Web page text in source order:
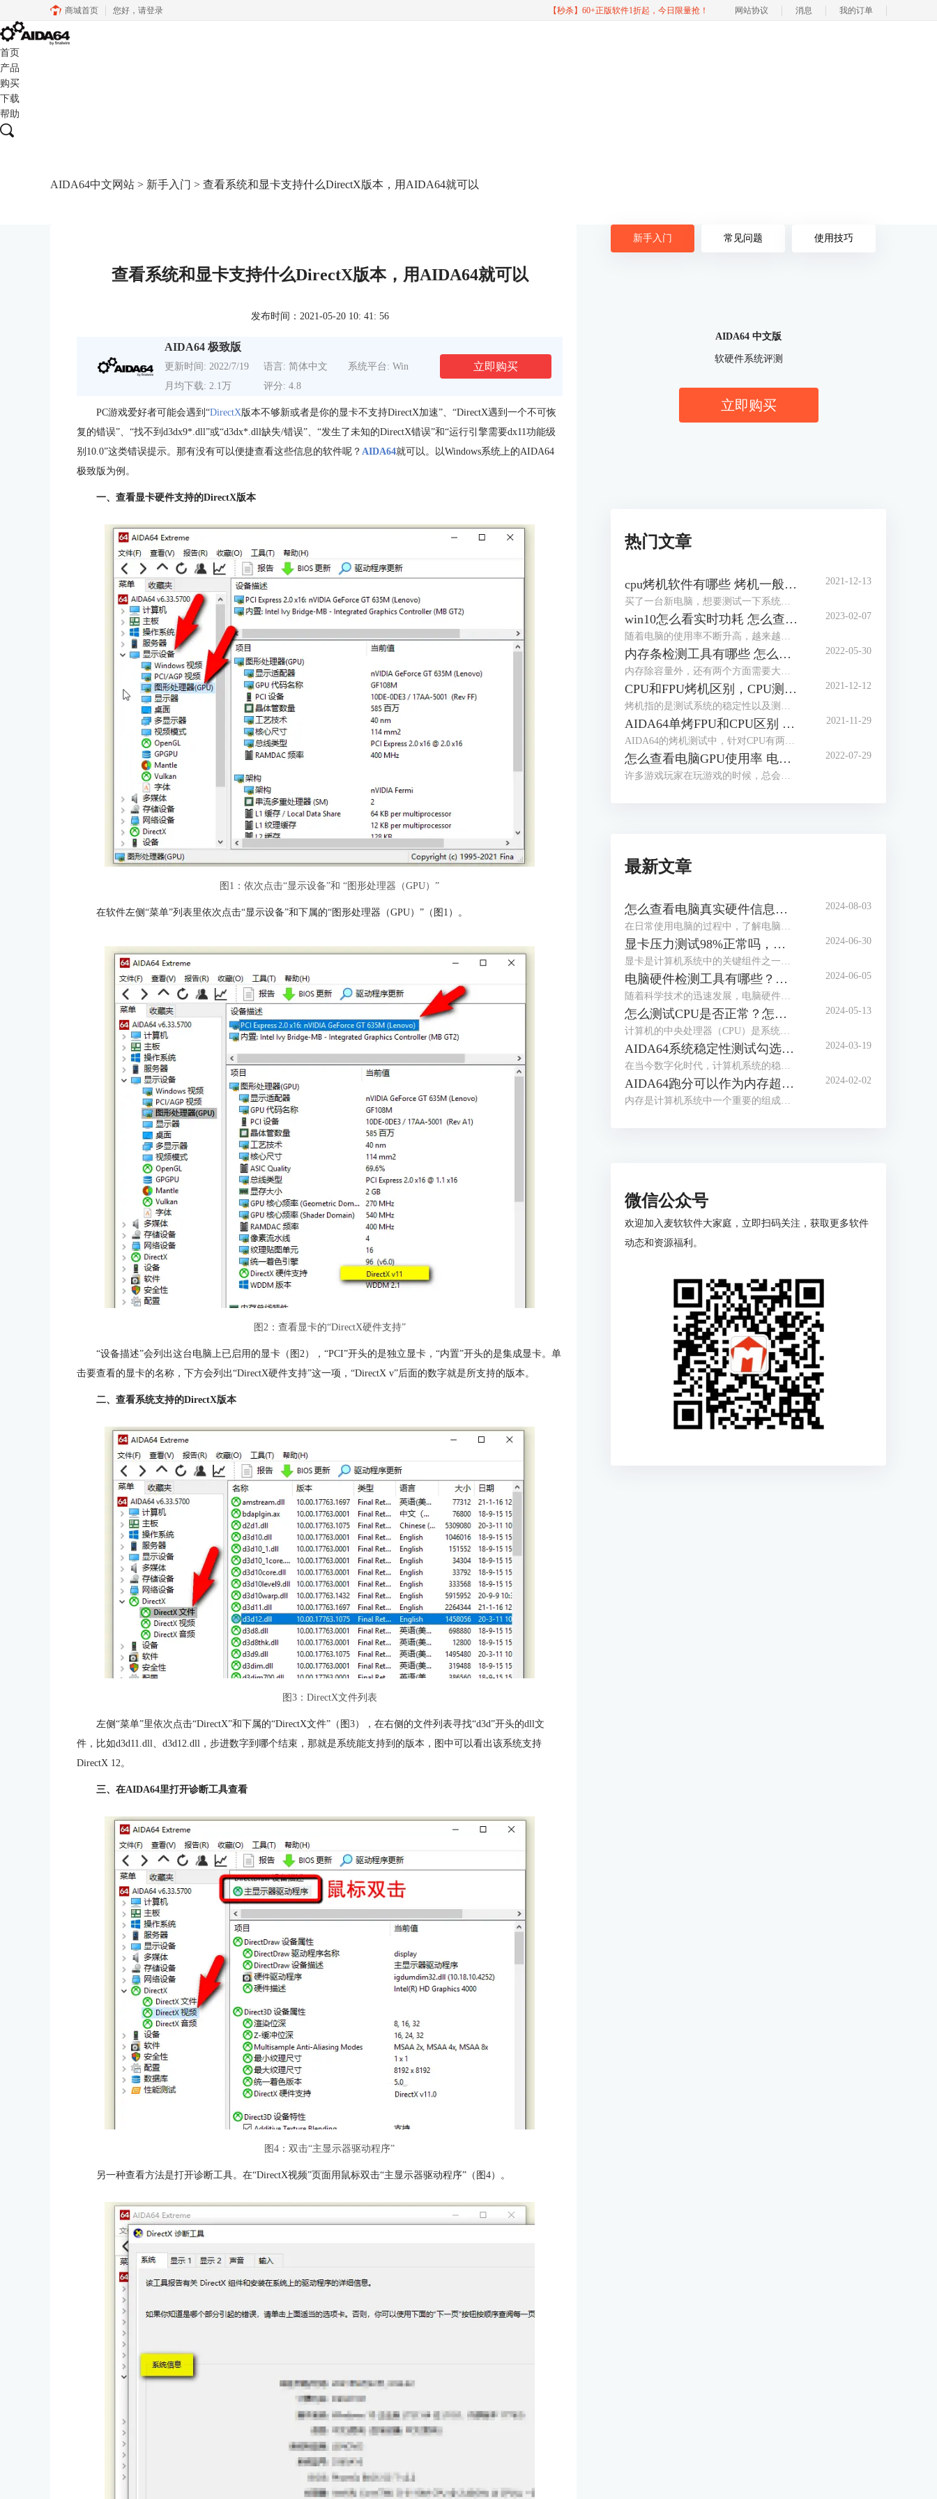
商城首页 您好， 请登录 【秒杀】60+正版软件1折起，今日限量抢！ 网站协议 消息 我的订单
首页
产品
购买
下载
帮助
AIDA64中文网站 > 新手入门 > 查看系统和显卡支持什么DirectX版本，用AIDA64就可以
查看系统和显卡支持什么DirectX版本，用AIDA64就可以
发布时间：2021-05-20 10: 41: 56
AIDA64 极致版
更新时间: 2022/7/19 语言: 简体中文
系统平台: Win
月均下载: 2.1万
评分: 4.8
立即购买
PC游戏爱好者可能会遇到“DirectX版本不够新或者是你的显卡不支持DirectX加速”、“DirectX遇到一个不可恢
复的错误”、“找不到d3dx9*.dll”或“d3dx*.dll缺失/错误”、“发生了未知的DirectX错误”和“运行引擎需要dx11功能级
别10.0”这类错误提示。那有没有可以便捷查看这些信息的软件呢？ AIDA64就可以。以Windows系统上的AIDA64
极致版为例。
一、查看显卡硬件支持的DirectX版本
图1：依次点击“显示设备”和 “图形处理器（GPU）”
在软件左侧“菜单”列表里依次点击“显示设备”和下属的“图形处理器（GPU）”（图1）。
图2：查看显卡的“DirectX硬件支持”
“设备描述”会列出这台电脑上已启用的显卡（图2），“PCI”开头的是独立显卡，“内置”开头的是集成显卡。单
击要查看的显卡的名称，下方会列出“DirectX硬件支持”这一项，“DirectX v”后面的数字就是所支持的版本。
二、查看系统支持的DirectX版本
图3：DirectX文件列表
左侧“菜单”里依次点击“DirectX”和下属的“DirectX文件”（图3），在右侧的文件列表寻找“d3d”开头的dll文
件，比如d3d11.dll、d3d12.dll，步进数字到哪个结束，那就是系统能支持到的版本，图中可以看出该系统支持
DirectX 12。
三、在AIDA64里打开诊断工具查看
图4：双击“主显示器驱动程序”
另一种查看方法是打开诊断工具。在“DirectX视频”页面用鼠标双击“主显示器驱动程序”（图4）。
新手入门 常见问题 使用技巧
AIDA64 中文版
软硬件系统评测
立即购买
热门文章
cpu烤机软件有哪些 烤机一般用什么软件
买了一台新电脑，想要测试一下系统的稳定性，对于市场上眼花缭乱的烤机软件，许多网友不知道怎么选择，到底用哪一个软件好，那么小编就来为大家介绍一下烤机软件有哪些，烤机一般用什么软件，，希望可以帮助到网友们少走弯路。
2021-12-13
win10怎么看实时功耗 怎么查看CPU实时功耗
随着电脑的使用率不断升高，越来越多的人开始关心电脑的使用功耗，这有助于用户更好的了解电脑性能，那么应该怎么查看电脑的实时功耗呢？下面就让我们来了解一下win10怎么看实时功耗，怎么查看CPU实时功耗吧！
2023-02-07
内存条检测工具有哪些 怎么测试内存条性能好坏
内存除容量外，还有两个方面需要大家多多关注，一个是内存的读写速度，这与内存的代际，设计密切相关，另一个是内存的颗粒，这与内存能否超频运行密切相关，如何获取这些信息，我们需要借助工具软件，内存条检测工具有哪些？怎么测试内存条性能好坏，本文将分三个小节，向大家做简单介绍。
2022-05-30
CPU和FPU烤机区别，CPU测试FPU好还是CPU好
烤机指的是测试系统的稳定性以及测试电脑的一些极限参数，烤机也被分为单烤和双烤两种方式，其中单烤FPU是能够给电脑CPU最大压力的一种测试，电脑爱好者们通常都会单烤FPU来测试电脑CPU的极限温度。而在常用的烤机软件AIDA64当中明明有单烤CPU的选项，为什么不能直接单烤CPU呢？现在我们就来解答一下我们在烤机的时候究竟应该烤CPU还是FPU，以及烤CPU和FPU的区别，快来一起看看吧！
2021-12-12
AIDA64单烤FPU和CPU区别 ,aida64怎样算烤机通过
AIDA64的烤机测试中，针对CPU有两种不同的烤机方式：CPU压力测试和FPU压力测试。那么使用AIDA64单烤FPU和CPU区别是什么，这两种测试如何进行，分别针对什么应用场景，同时aida64怎样算烤机通过，阅读完本文后，相信各位读者心中都会有清晰的答案。
2021-11-29
怎么查看电脑GPU使用率 电脑GPU使用率多少正常
许多游戏玩家在玩游戏的时候，总会关注到电脑的GPU使用率，因为一但GPU使用率过高的话，就会造成游戏卡顿等现象，那么你知道怎么查看电脑GPU使用率吗？下面就让我们一起来了解一下关于怎么查看电脑GPU使用率，电脑GPU使用率多少正常的内容吧！
2022-07-29
最新文章
怎么查看电脑真实硬件信息，怎么查看电脑硬件内存
在日常使用电脑的过程中，了解电脑的硬件信息是解决问题、升级硬件或进行维护的关键步骤。通过查看电脑的真实硬件信息，我们可以了解处理器、内存、显卡等组件的详细信息，从而更好地了解电脑的性能和使用状况。接下来给大家介绍怎么查看电脑真实硬件信息，怎么查看电脑硬件内存。
2024-08-03
显卡压力测试98%正常吗，显卡压力测试98还能用多久
显卡是计算机系统中的关键组件之一，负责处理图形和图像计算任务。在使用计算机过程中，用户可能会进行显卡压力测试，以评估其性能和稳定性。下面来给大家介绍显卡压力测试98%正常吗，显卡压力测试98还能用多久的内容。
2024-06-30
电脑硬件检测工具有哪些？电脑硬件检测工具哪个好？
随着科学技术的迅速发展，电脑硬件也是处于日新月异的变化，为了充分发挥电脑的性能，我们通常需要使用专业的硬件检测工具。这些工具不仅可以帮助用户了解电脑硬件的状态，还能提供有效的优化建议。接下来给大家介绍电脑硬件检测工具有哪些，电脑硬件检测工具哪个好。
2024-06-05
怎么测试CPU是否正常？怎么测试CPU性能？
计算机的中央处理器（CPU）是系统的心脏，对其性能的影响至关重要。因此，CPU能否正常运转是一个电脑系统工作的关键，下面给大家介绍怎么测试CPU是否正常，怎么测试CPU性能的具体内容。
2024-05-13
AIDA64系统稳定性测试勾选哪几个？AIDA64系统稳定性测试要多久？
在当今数字化时代，计算机系统的稳定性对于用户体验和工作效率至关重要。AIDA64是一款强大的系统测试工具，通过其系统稳定性测试功能，用户能够全面评估计算机的性能和稳定性。而在进行AIDA64软件进行系统稳定性测试时，选择合适的项目十分重要，下面给大家介绍AIDA64系统稳定性测试勾选哪几个，AIDA64系统稳定性测试要多久的具体内容。
2024-03-19
AIDA64跑分可以作为内存超频依据么 为什么内存跑分低
内存是计算机系统中一个重要的组成部分，其性能直接影响着整个系统的运行效率。为了更好地优化和评估内存系统的性能，人们设计了内存基准测试这一方法。内存基准测试通过设计不同的测试场景和工作负载，来模拟和衡量实际应用场景下内存的各种性能指标，从而为内存系统的优化提供依据。那AIDA64跑分可以作为内存超频依据么？为什么内存跑分低，本文向大家作简单介绍。
2024-02-02
微信公众号
欢迎加入麦软软件大家庭，立即扫码关注，获取更多软件
动态和资源福利。